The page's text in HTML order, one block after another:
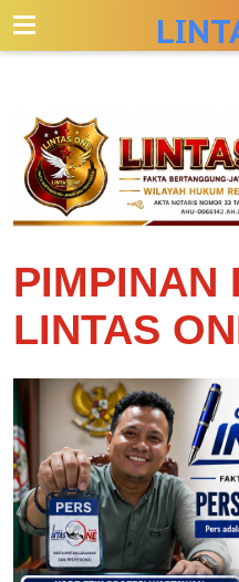
-->
PIMPINAN
LINTAS